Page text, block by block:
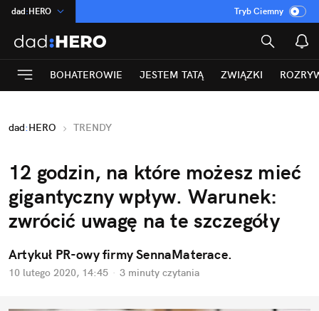
dad:HERO
:Temat
INN:Poland
ASZ:dziennik
Rozrywka
Tryb Ciemny
BOHATEROWIE JESTEM TATĄ ZWIĄZKI
dad:HERO TRENDY
12 godzin, na które możesz mieć
gigantyczny wpływ. Warunek:
zwrócić uwagę na te szczegóły
Artykuł PR-owy firmy SennaMaterace.
10 lutego 2020, 14:45 · 3 minuty czytania